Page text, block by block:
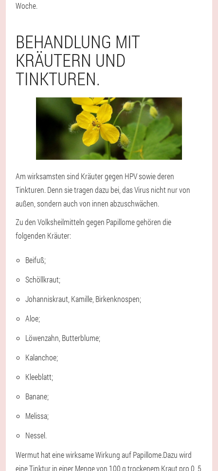
Woche.
BEHANDLUNG MIT
KRÄUTERN UND
TINKTUREN.
Am wirksamsten sind Kräuter gegen HPV sowie deren
Tinkturen. Denn sie tragen dazu bei, das Virus nicht nur von
außen, sondern auch von innen abzuschwächen.
Zu den Volksheilmitteln gegen Papillome gehören die
folgenden Kräuter:
Beifuß;
Schöllkraut;
Johanniskraut, Kamille, Birkenknospen;
Aloe;
Löwenzahn, Butterblume;
Kalanchoe;
Kleeblatt;
Banane;
Melissa;
Nessel.
Wermut hat eine wirksame Wirkung auf Papillome.Dazu wird
eine Tinktur in einer Menge von 100 g trockenem Kraut pro 0, 5